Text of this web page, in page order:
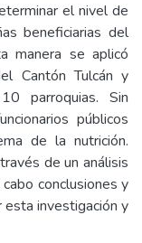
el nivel de
beneficiarias del
manera se aplicó
Cantón Tulcán y
parroquias. Sin
públicos
de la nutrición.
de un análisis
conclusiones y
esta investigación y